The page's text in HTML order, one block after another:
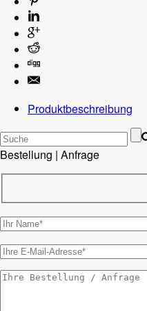
Produktbeschreibung
Bestellung | Anfrage